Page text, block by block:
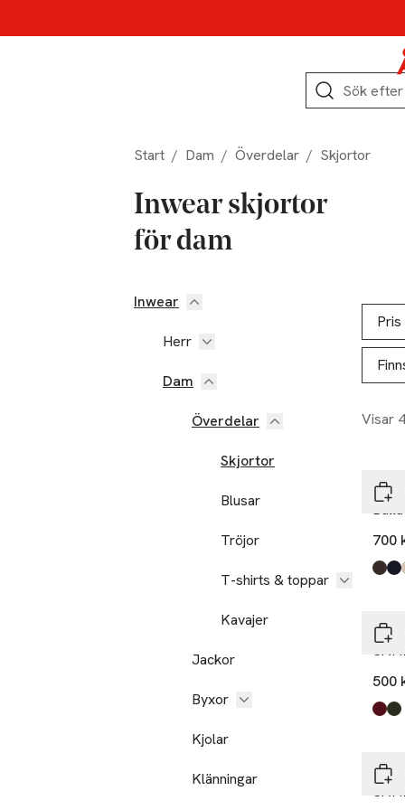
Sök
Start / Dam / Överdelar / Skjortor
Inwear skjortor
för dam
Hoppa till produktsidan
Inwear
Herr
Dam
Överdelar
Skjortor
Blusar
Tröjor
T-shirts & toppar
Kavajer
Jackor
Byxor
Kjolar
Klänningar
Pris
Visar
Lista
700
Black
500
Olive